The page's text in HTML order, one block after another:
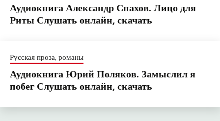
Аудиокнига Александр Спахов. Лицо для
Риты Слушать онлайн, скачать
Русская проза, романы
Аудиокнига Юрий Поляков. Замыслил я
побег Слушать онлайн, скачать